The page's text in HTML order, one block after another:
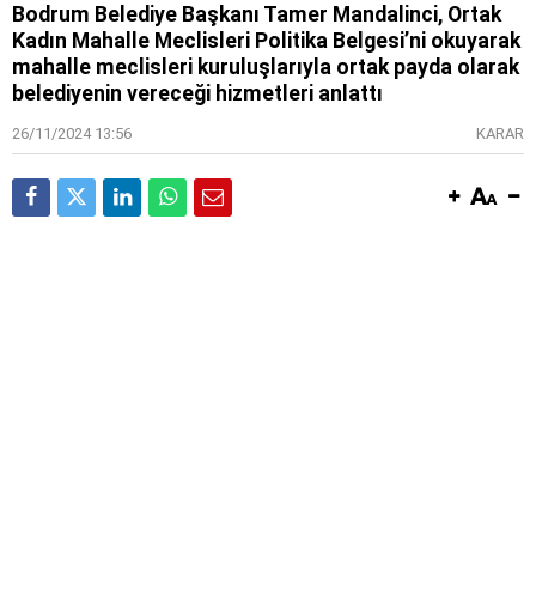
Bodrum Belediye Başkanı Tamer Mandalinci, Ortak
Kadın Mahalle Meclisleri Politika Belgesi’ni okuyarak
mahalle meclisleri kuruluşlarıyla ortak payda olarak
belediyenin vereceği hizmetleri anlattı
26/11/2024 13:56 KARAR